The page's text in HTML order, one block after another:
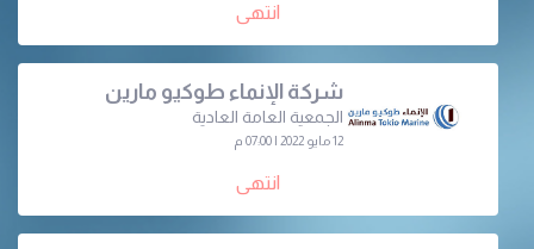
انتهى
شركة الإنماء طوكيو مارين
الجمعية العامة العادية
12 مايو 2022 | 07:00 م
انتهى